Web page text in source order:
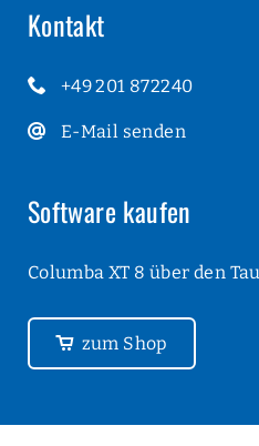
Kontakt
+49 201 872240
E-Mail senden
Software kaufen
Columba XT 8 über den
zum Shop